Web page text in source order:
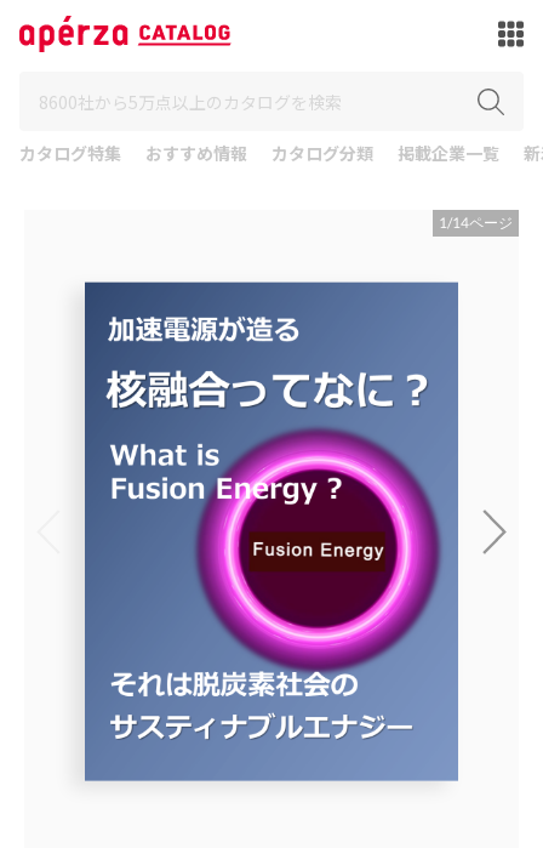
カタログ特集 おすすめ情報 カタログ分類 掲載企業一覧
1/14ページ